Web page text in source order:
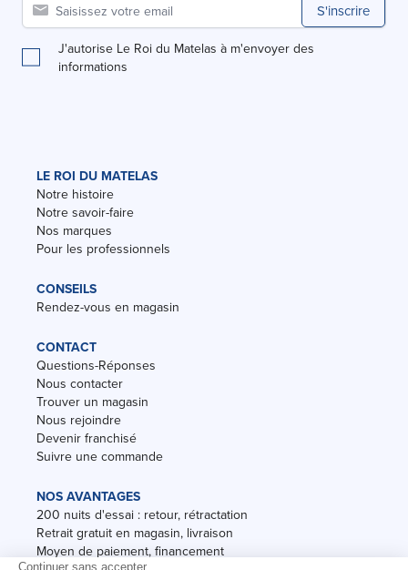
S'inscrire
J'autorise Le Roi du Matelas à m'envoyer des
informations
LE ROI DU MATELAS
Notre histoire
Notre savoir-faire
Nos marques
Pour les professionnels
CONSEILS
Rendez-vous en magasin
CONTACT
Questions-Réponses
Nous contacter
Trouver un magasin
Nous rejoindre
Devenir franchisé
Suivre une commande
NOS AVANTAGES
200 nuits d'essai : retour, rétractation
Retrait gratuit en magasin, livraison
Moyen de paiement, financement